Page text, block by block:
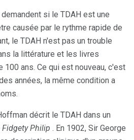
si le TDAH est une
causée par le rythme rapide de
le TDAH n'est pas un trouble
la littérature et les livres
100 ans. Ce qui est nouveau, c'est
années, la même condition a
décrit le TDAH dans un
Philip . En 1902, Sir George